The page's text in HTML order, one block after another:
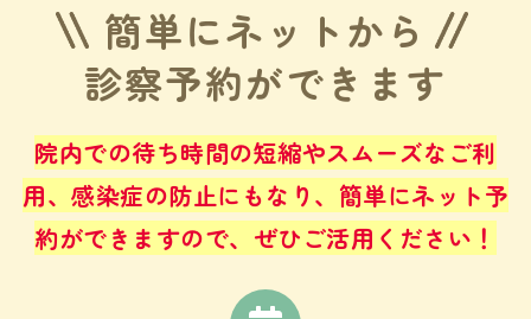
簡単にネットから
診察予約ができます
院内での待ち時間の短縮やスムーズなご利
用、感染症の防止にもなり、 簡単にネット予
約ができますので、ぜひご活用ください！